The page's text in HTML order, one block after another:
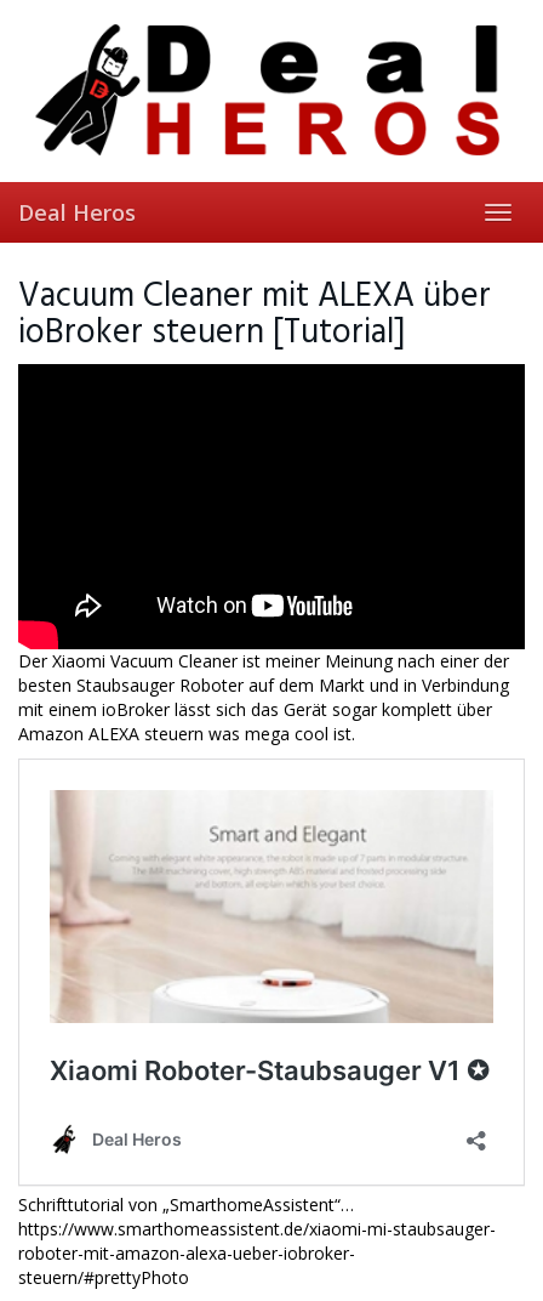
Deal Heros
Vacuum Cleaner mit ALEXA über
ioBroker steuern [Tutorial]
Der Xiaomi Vacuum Cleaner ist meiner Meinung nach einer der
besten Staubsauger Roboter auf dem Markt und in Verbindung
mit einem ioBroker lässt sich das Gerät sogar komplett über
Amazon ALEXA steuern was mega cool ist.
Schrifttutorial von „SmarthomeAssistent“…
https://www.smarthomeassistent.de/xiaomi-mi-staubsauger-
roboter-mit-amazon-alexa-ueber-iobroker-
steuern/#prettyPhoto